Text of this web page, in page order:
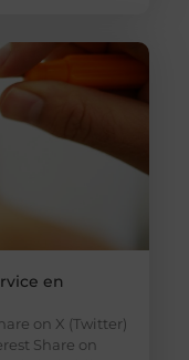
en
on X (Twitter)
Share on